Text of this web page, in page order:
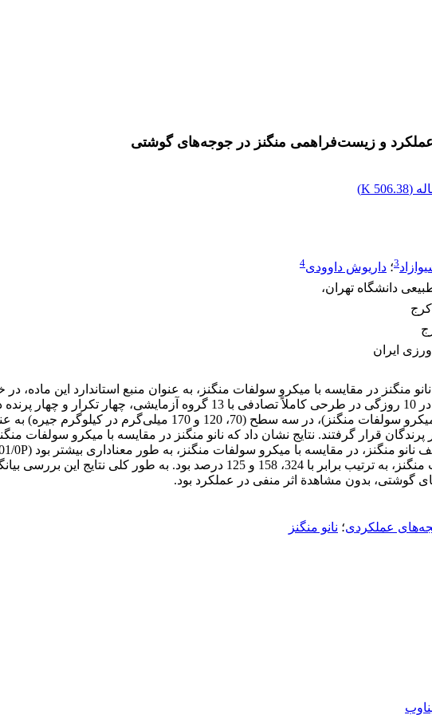
عملکرد و زیست‌فراهمی منگنز در جوجه‌های گوشتی
(
506.38 K
)
3؛ داریوش داوودی4
دانشگاه تهران،
ایران
در مقایسه با میکرو سولفات منگنز، به عنوان منبع استاندارد این ماده،
پرندگان قرار گرفتند. نتایج نشان داد که نانو منگنز در مقایسه با میکرو سولفات
نانو کربنات و نانو اکسید منگنز در مقایسه با میکرو سولفات منگنز، به ترتیب برابر
گوشتی، بدون مشاهدة اثر منفی در عملکرد بود.
عملکردی؛ نانو منگنز